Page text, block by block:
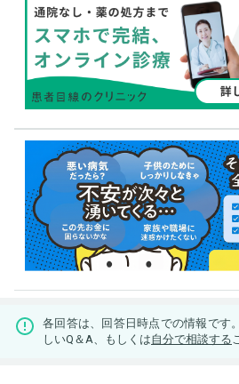
各回答は、回答日時点での情報です
しいQ＆A、もしくは自分で相談する